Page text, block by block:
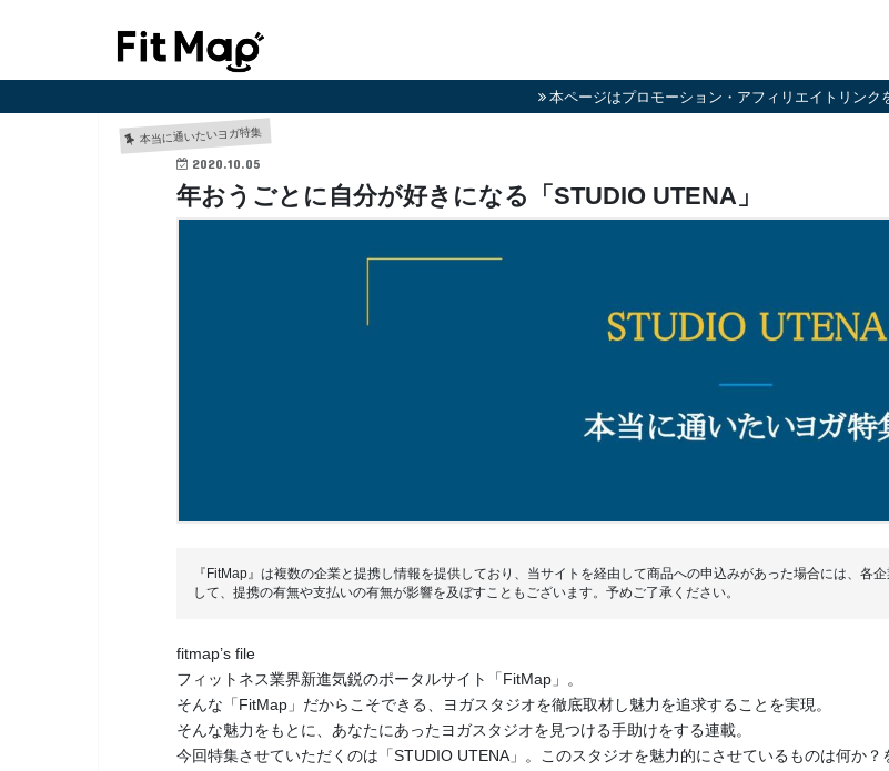
本ページはプロモーション・アフィリエイトリンク
本当に通いたいヨガ特集
2020.10.05
年おうごとに自分が好きになる「STUDIO UTENA」
『FitMap』は複数の企業と提携し情報を提供しており、当サイトを経由して商品への申込みがあった場合には、各
して、提携の有無や支払いの有無が影響を及ぼすこともございます。予めご了承ください。
fitmap’s file
フィットネス業界新進気鋭のポータルサイト「FitMap」。
そんな「FitMap」だからこそできる、ヨガスタジオを徹底取材し魅力を追求することを実現。
そんな魅力をもとに、あなたにあったヨガスタジオを見つける手助けをする連載。
今回特集させていただくのは「STUDIO UTENA」。このスタジオを魅力的にさせているものは何か？